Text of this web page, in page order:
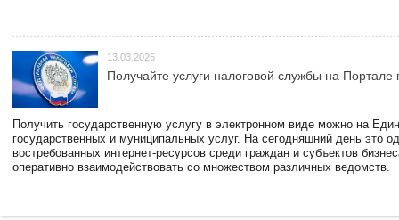
13.03.2025
Получайте услуги налоговой службы на Портале
Получить государственную услугу в электронном виде можно на
государственных и муниципальных услуг. На сегодняшний день это
востребованных интернет-ресурсов среди граждан и субъектов
оперативно взаимодействовать со множеством различных ведомств.